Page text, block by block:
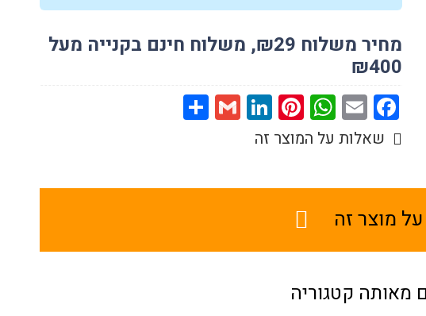
מחיר משלוח ₪29, משלוח חינם בקנייה מעל
₪400
Facebook
Email
WhatsApp
Pinterest
LinkedIn
Gmail
שאלות על המוצר זה
מוצר זה
מאותה קטגוריה